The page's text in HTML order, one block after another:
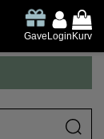
GaveLoginKurv